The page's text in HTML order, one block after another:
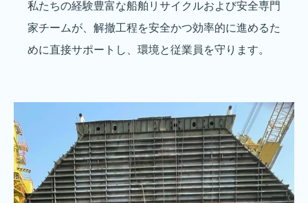
私たちの経験豊富な船舶リサイクルおよび安全専門
家チームが、解撤工程を安全かつ効率的に進めるた
めに直接サポートし、環境と従業員を守ります。